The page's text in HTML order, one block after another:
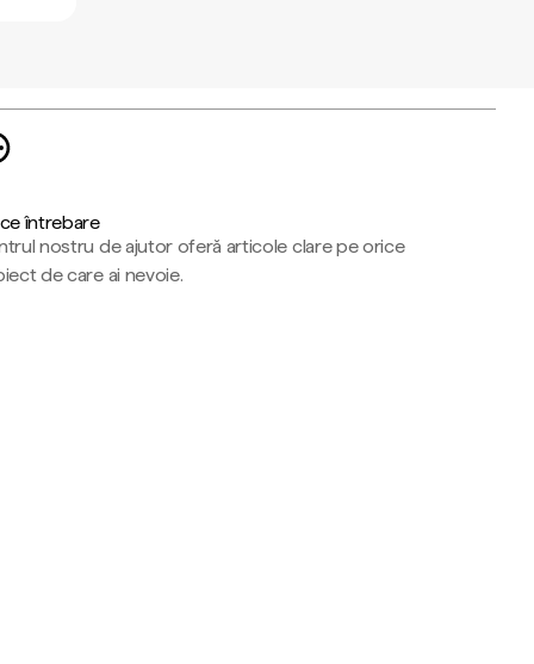
întrebare
nostru de ajutor oferă articole clare pe orice
de care ai nevoie.